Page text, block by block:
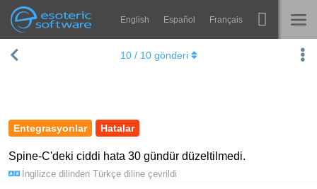
Esoteric Software
Navigation English Español Français
ANASAYFA Spine
Öğren
Entegrasyonlar Hatalar
Spine-C'deki ciddi hata 30 gündür düzeltilmedi.
İngilizce dilinden Türkçe diline çevrildi
10/ 10gönderi